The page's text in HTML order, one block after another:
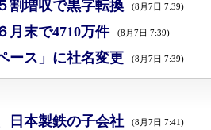
割増収で黒字転換 (8月7日 7:39)
月末で4710万件 (8月7日 7:39)
ース」に社名変更 (8月7日 7:39)
日本製鉄の子会社 (8月7日 7:41)